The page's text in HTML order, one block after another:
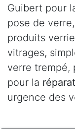
Guibert pour
pose de
produits
vitrages,
verre trempé,
pour la
urgence des